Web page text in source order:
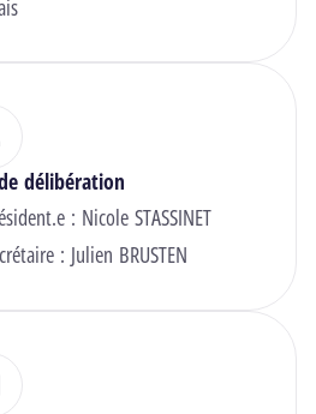
délibération
: Nicole STASSINET
: Julien BRUSTEN